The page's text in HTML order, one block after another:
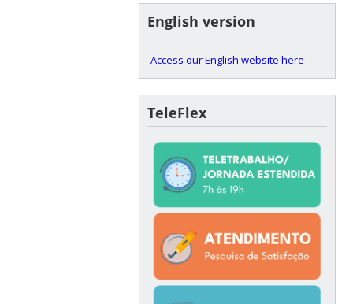
English version
Access our English website here
TeleFlex